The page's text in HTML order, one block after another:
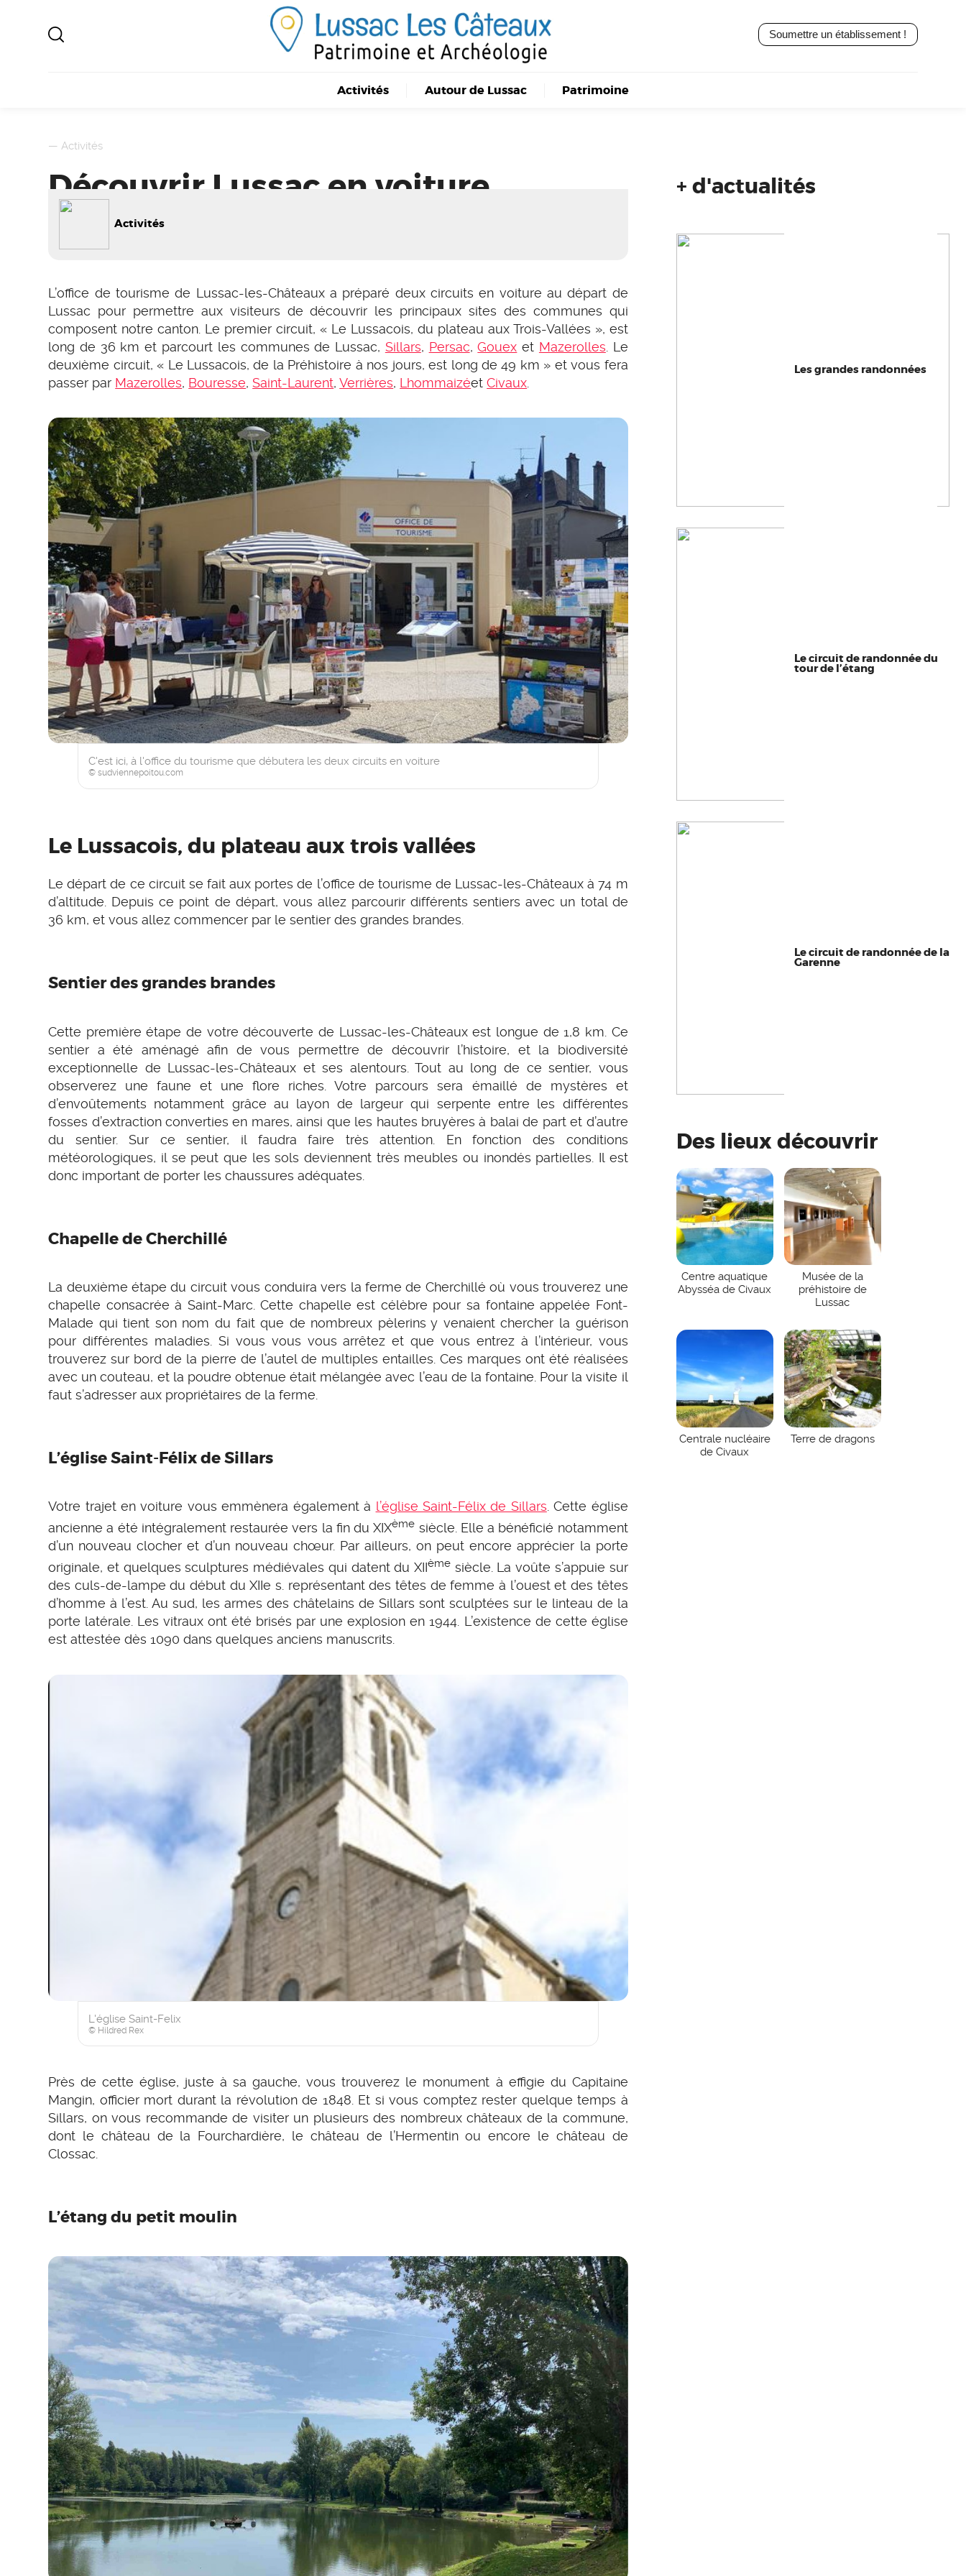
Soumettre un établissement !
Activités Autour de Lussac Patrimoine
—Activités
Découvrir Lussac en voiture
Activités
L’office de tourisme de Lussac-les-Châteaux a préparé deux circuits en voiture au départ de
Lussac pour permettre aux visiteurs de découvrir les principaux sites des communes qui
composent notre canton. Le premier circuit, « Le Lussacois, du plateau aux Trois-Vallées », est
long de 36 km et parcourt les communes de Lussac, Sillars, Persac,Gouex et Mazerolles . Le
deuxième circuit, « Le Lussacois, de la Préhistoire à nos jours, est long de 49 km » et vous fera
passer par Mazerolles, Bouresse,Saint-Laurent,Verrières, LhommaizéetCivaux
C'est ici, à l'office du tourisme que débutera les deux circuits en voiture
© sudviennepoitou.com
Le Lussacois, du plateau aux trois vallées
Le départ de ce circuit se fait aux portes de l’office de tourisme de Lussac-les-Châteaux à 74 m
d’altitude. Depuis ce point de départ, vous allez parcourir différents sentiers avec un total de
36 km, et vous allez commencer par le sentier des grandes brandes.
Sentier des grandes brandes
Cette première étape de votre découverte de Lussac-les-Châteaux est longue de 1,8 km. Ce
sentier a été aménagé afin de vous permettre de découvrir l’histoire, et la biodiversité
exceptionnelle de Lussac-les-Châteaux et ses alentours. Tout au long de ce sentier, vous
observerez une faune et une flore riches. Votre parcours sera émaillé de mystères et
d’envoûtements notamment grâce au layon de largeur qui serpente entre les différentes
fosses d’extraction converties en mares, ainsi que les hautes bruyères à balai de part et d’autre
du sentier. Sur ce sentier, il faudra faire très attention. En fonction des conditions
météorologiques, il se peut que les sols deviennent très meubles ou inondés partielles. Il est
donc important de porter les chaussures adéquates.
Chapelle de Cherchillé
La deuxième étape du circuit vous conduira vers la ferme de Cherchillé où vous trouverez une
chapelle consacrée à Saint-Marc. Cette chapelle est célèbre pour sa fontaine appelée Font-
Malade qui tient son nom du fait que de nombreux pèlerins y venaient chercher la guérison
pour différentes maladies. Si vous vous vous arrêtez et que vous entrez à l’intérieur, vous
trouverez sur bord de la pierre de l’autel de multiples entailles. Ces marques ont été réalisées
avec un couteau, et la poudre obtenue était mélangée avec l’eau de la fontaine. Pour la visite il
faut s’adresser aux propriétaires de la ferme.
L’église Saint-Félix de Sillars
Votre trajet en voiture vous emmènera également à l’église Saint-Félix de Sillars . Cette église
ancienne a été intégralement restaurée vers la fin du XIXème siècle. Elle a bénéficié notamment
d’un nouveau clocher et d’un nouveau chœur. Par ailleurs, on peut encore apprécier la porte
originale, et quelques sculptures médiévales qui datent du XIIème siècle. La voûte s’appuie sur
des culs-de-lampe du début du XIIe s. représentant des têtes de femme à l’ouest et des têtes
d’homme à l’est. Au sud, les armes des châtelains de Sillars sont sculptées sur le linteau de la
porte latérale. Les vitraux ont été brisés par une explosion en 1944. L’existence de cette église
est attestée dès 1090 dans quelques anciens manuscrits.
L'église Saint-Felix
© Hildred Rex
Près de cette église, juste à sa gauche, vous trouverez le monument à effigie du Capitaine
Mangin, officier mort durant la révolution de 1848. Et si vous comptez rester quelque temps à
Sillars, on vous recommande de visiter un plusieurs des nombreux châteaux de la commune,
dont le château de la Fourchardière, le château de l’Hermentin ou encore le château de
Clossac.
L’étang du petit moulin
+ d'actualités
Les grandes randonnées
Le circuit de randonnée du
tour de l’étang
Le circuit de randonnée de la
Garenne
Des lieux découvrir
Centre aquatique
Abysséa de Civaux
Musée de la
préhistoire de
Lussac
Centrale nucléaire
de Civaux
Terre de dragons